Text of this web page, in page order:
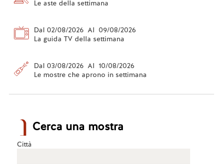
Le aste della settimana
Dal 02/08/2026 Al 09/08/2026
La guida TV della settimana
Dal 03/08/2026 Al 10/08/2026
Le mostre che aprono in settimana
Cerca una mostra
Città